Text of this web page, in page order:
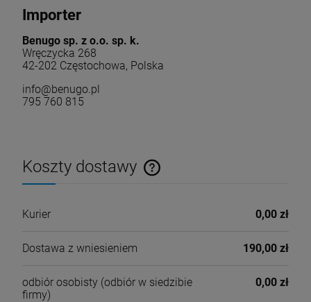
Importer
Benugo sp. z o.o. sp. k.
Wręczycka 268
42-202 Częstochowa, Polska
info@benugo.pl
795 760 815
Koszty dostawy
Cena nie zawiera ewentualnych kosztów płatności
Kurier 0,00 zł
Dostawa z wniesieniem 190,00 zł
odbiór osobisty (odbiór w siedzibie
firmy)
0,00 zł